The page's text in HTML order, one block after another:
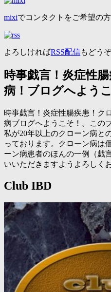
mixiでコンタクトをご希望の
よろしければRSS配信もどうぞ
時事戯言！炎症性
病！ブログへよう
時事戯言！炎症性腸疾患！ク
病ブログへようこそ！。この
私が20年以上のクローン病と
っております。クローン病は
ーン病患者のほんの一例（戯
いいただきますようよろしく
Club IBD